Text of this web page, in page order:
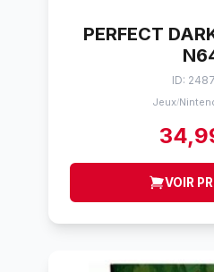
PERFECT
ID:
Jeux/
VOIR